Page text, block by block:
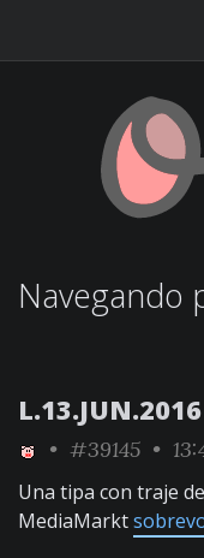
Navegando
L.13.JUN.2016
• #39145 •
Una tipa con traje
MediaMarkt